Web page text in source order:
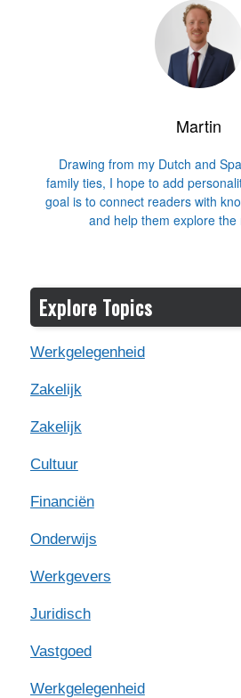
Martin
Drawing from my Dutch and
family ties, I hope to add
goal is to connect readers with
and help them explore the
Explore Topics
Werkgelegenheid
Zakelijk
Zakelijk
Cultuur
Financiën
Onderwijs
Werkgevers
Juridisch
Vastgoed
Werkgelegenheid